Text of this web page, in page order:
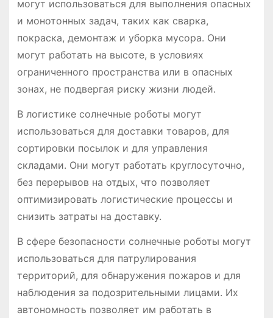
могут использоваться для выполнения опасных
и монотонных задач, таких как сварка,
покраска, демонтаж и уборка мусора. Они
могут работать на высоте, в условиях
ограниченного пространства или в опасных
зонах, не подвергая риску жизни людей.
В логистике солнечные роботы могут
использоваться для доставки товаров, для
сортировки посылок и для управления
складами. Они могут работать круглосуточно,
без перерывов на отдых, что позволяет
оптимизировать логистические процессы и
снизить затраты на доставку.
В сфере безопасности солнечные роботы могут
использоваться для патрулирования
территорий, для обнаружения пожаров и для
наблюдения за подозрительными лицами. Их
автономность позволяет им работать в